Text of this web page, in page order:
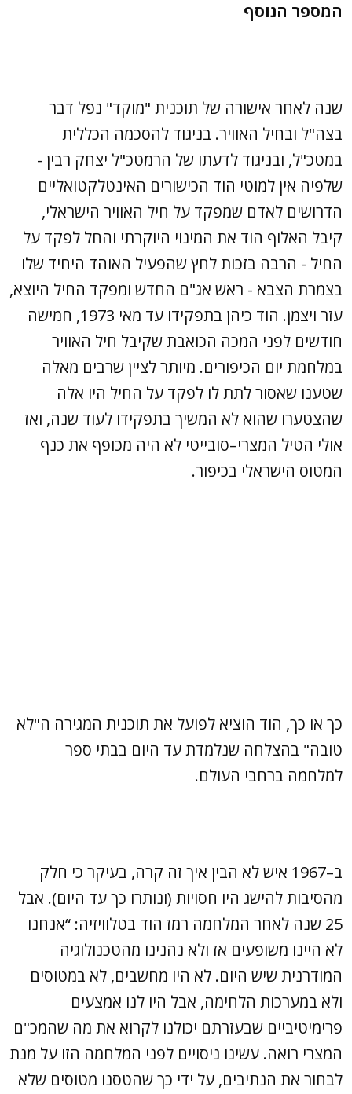
המספר הנוסף
שנה לאחר אישורה של תוכנית "מוקד" נפל דבר
בצה"ל ובחיל האוויר. בניגוד להסכמה הכללית
במטכ"ל, ובניגוד לדעתו של הרמטכ"ל יצחק רבין -
שלפיה אין למוטי הוד הכישורים האינטלקטואליים
הדרושים לאדם שמפקד על חיל האוויר הישראלי,
קיבל האלוף הוד את המינוי היוקרתי והחל לפקד על
החיל - הרבה בזכות לחץ שהפעיל האוהד היחיד שלו
בצמרת הצבא - ראש אג"ם החדש ומפקד החיל היוצא,
עזר ויצמן. הוד כיהן בתפקידו עד מאי 1973, חמישה
חודשים לפני המכה הכואבת שקיבל חיל האוויר
במלחמת יום הכיפורים. מיותר לציין שרבים מאלה
שטענו שאסור לתת לו לפקד על החיל היו אלה
שהצטערו שהוא לא המשיך בתפקידו לעוד שנה, ואז
אולי הטיל המצרי–סובייטי לא היה מכופף את כנף
המטוס הישראלי בכיפור.
כך או כך, הוד הוציא לפועל את תוכנית המגירה ה"לא
טובה" בהצלחה שנלמדת עד היום בבתי ספר
למלחמה ברחבי העולם.
ב–1967 איש לא הבין איך זה קרה, בעיקר כי חלק
מהסיבות להישג היו חסויות (ונותרו כך עד היום). אבל
25 שנה לאחר המלחמה רמז הוד בטלוויזיה: “אנחנו
לא היינו משופעים אז ולא נהנינו מהטכנולוגיה
המודרנית שיש היום. לא היו מחשבים, לא במטוסים
ולא במערכות הלחימה, אבל היו לנו אמצעים
פרימיטיביים שבעזרתם יכולנו לקרוא את מה שהמכ"ם
המצרי רואה. עשינו ניסויים לפני המלחמה הזו על מנת
לבחור את הנתיבים, על ידי כך שהטסנו מטוסים שלא